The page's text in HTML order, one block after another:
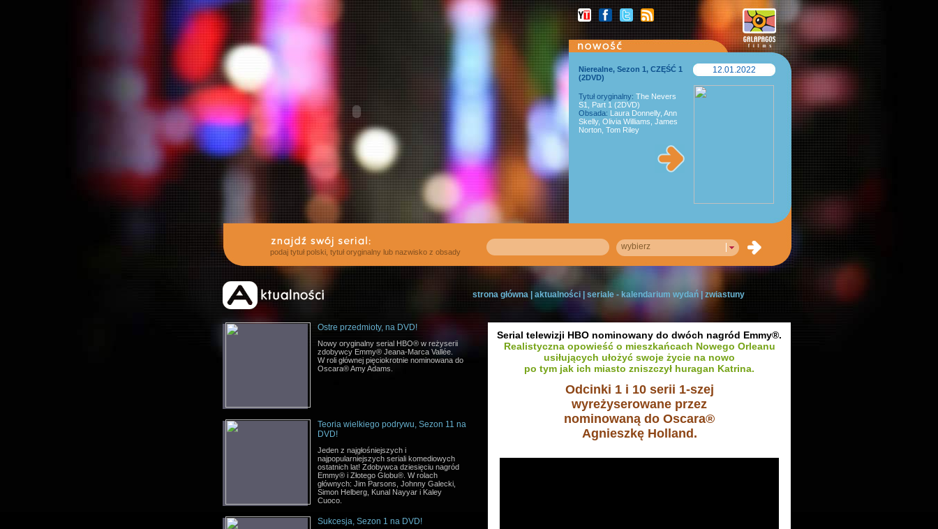
Nierealne, Sezon 1, CZĘŚĆ 1
(2DVD)
Tytuł oryginalny: The Nevers
S1, Part 1 (2DVD)
Obsada: Laura Donnelly, Ann
Skelly, Olivia Williams, James
Norton, Tom Riley
12.01.2022
podaj tytuł polski, tytuł oryginalny lub nazwisko z obsady
wybierz
strona główna aktualności seriale - kalendarium wydań zwiastuny
Ostre przedmioty, na DVD!
Nowy oryginalny serial HBO® w reżyserii
zdobywcy Emmy® Jeana-Marca Vallée.
W roli głównej pięciokrotnie nominowana do
Oscara® Amy Adams.
Teoria wielkiego podrywu, Sezon 11 na
DVD!
Jeden z najgłośniejszych i
najpopularniejszych seriali komediowych
ostatnich lat! Zdobywca dziesięciu nagród
Emmy® i Złotego Globu®. W rolach
głównych: Jim Parsons, Johnny Galecki,
Simon Helberg, Kunal Nayyar i Kaley
Cuoco.
Sukcesja, Sezon 1 na DVD!
Serial telewizji HBO nominowany do dwóch nagród Emmy®.
Realistyczna opowieść o mieszkańcach Nowego Orleanu
usiłujących ułożyć swoje życie na nowo
po tym jak ich miasto zniszczył huragan Katrina.
Odcinki 1 i 10 serii 1-szej
wyreżyserowane przez
nominowaną do Oscara®
Agnieszkę Holland.